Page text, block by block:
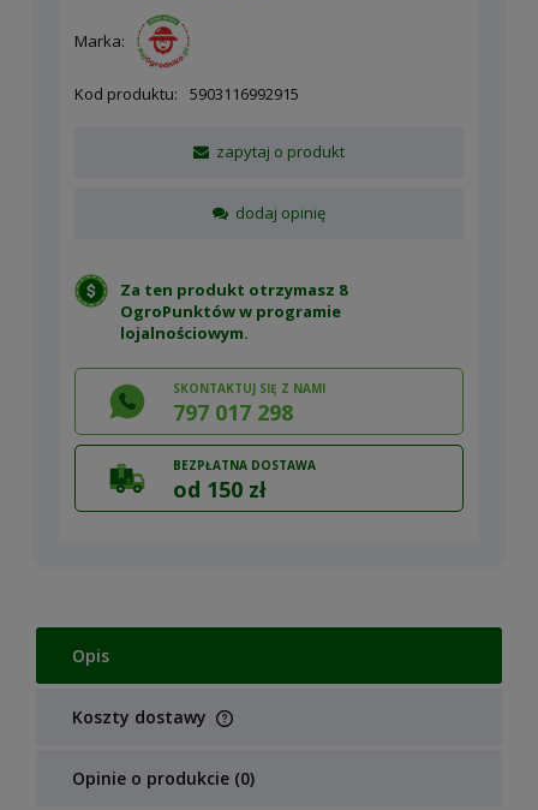
Marka:
Kod produktu: 5903116992915
zapytaj o produkt
dodaj opinię
Za ten produkt otrzymasz 8
OgroPunktów w programie
lojalnościowym.
SKONTAKTUJ SIĘ Z NAMI
797 017 298
BEZPŁATNA DOSTAWA
od 150 zł
Opis
Koszty dostawy
Cena nie zawiera ewentualnych kosztów płatności
Opinie o produkcie (0)